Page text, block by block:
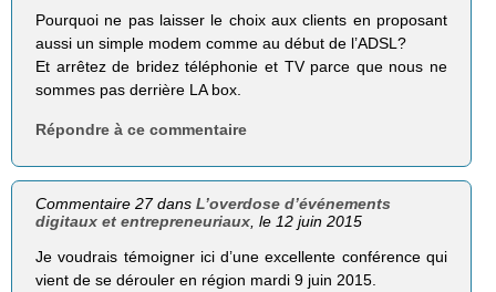
Pourquoi ne pas laisser le choix aux clients en proposant
aussi un simple modem comme au début de l’ADSL?
Et arrêtez de bridez téléphonie et TV parce que nous ne
sommes pas derrière LA box.
Répondre à ce commentaire
Commentaire 27 dansL’overdose d’événements
digitaux et entrepreneuriaux , le 12 juin 2015
Je voudrais témoigner ici d’une excellente conférence qui
vient de se dérouler en région mardi 9 juin 2015.